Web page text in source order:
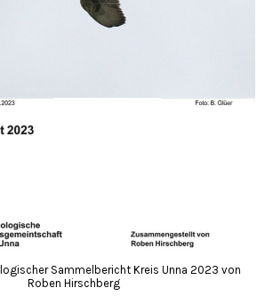
Sammelbericht Kreis Unna 2023 von
Roben Hirschberg